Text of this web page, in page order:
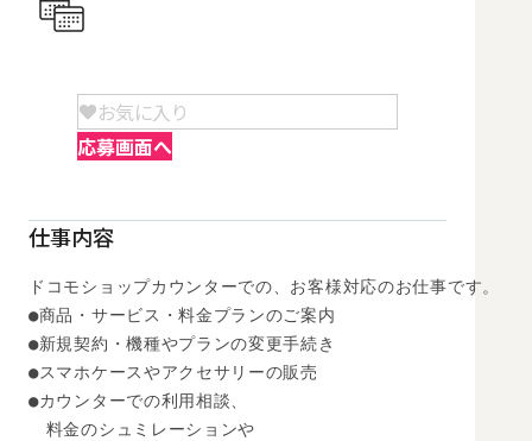
お気に入り
応募画面へ
仕事内容
ドコモショップカウンターでの、お客様対応のお仕事です。
●商品・サービス・料金プランのご案内
●新規契約・機種やプランの変更手続き
●スマホケースやアクセサリーの販売
●カウンターでの利用相談、
料金のシュミレーションや